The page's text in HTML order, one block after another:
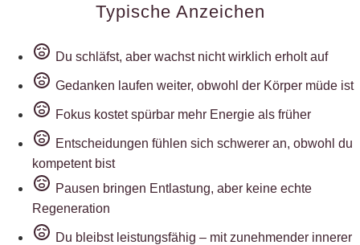
Typische Anzeichen
Du schläfst, aber wachst nicht wirklich erholt auf
Gedanken laufen weiter, obwohl der Körper müde ist
Fokus kostet spürbar mehr Energie als früher
Entscheidungen fühlen sich schwerer an, obwohl du
kompetent bist
Pausen bringen Entlastung, aber keine echte
Regeneration
Du bleibst leistungsfähig – mit zunehmender innerer